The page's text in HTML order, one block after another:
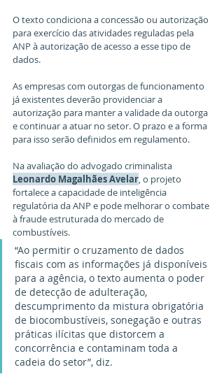
O texto condiciona a concessão ou autorização
para exercício das atividades reguladas pela
ANP à autorização de acesso a esse tipo de
dados.
As empresas com outorgas de funcionamento
já existentes deverão providenciar a
autorização para manter a validade da outorga
e continuar a atuar no setor. O prazo e a forma
para isso serão definidos em regulamento.
Na avaliação do advogado criminalista
Leonardo Magalhães Avelar, o projeto
fortalece a capacidade de inteligência
regulatória da ANP e pode melhorar o combate
à fraude estruturada do mercado de
combustíveis.
“Ao permitir o cruzamento de dados
fiscais com as informações já disponíveis
para a agência, o texto aumenta o poder
de detecção de adulteração,
descumprimento da mistura obrigatória
de biocombustíveis, sonegação e outras
práticas ilícitas que distorcem a
concorrência e contaminam toda a
cadeia do setor”, diz.